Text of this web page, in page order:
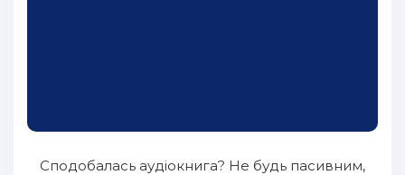
Сподобалась аудіокнига? Не будь пасивним,